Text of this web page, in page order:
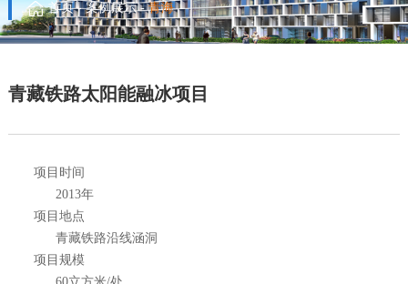
首页 - 案例展示 - 青海
青藏铁路太阳能融冰项目
项目时间
2013年
项目地点
青藏铁路沿线涵洞
项目规模